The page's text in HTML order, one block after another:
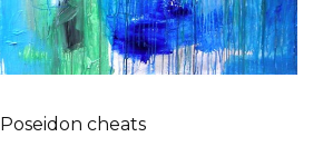
Poseidon cheats